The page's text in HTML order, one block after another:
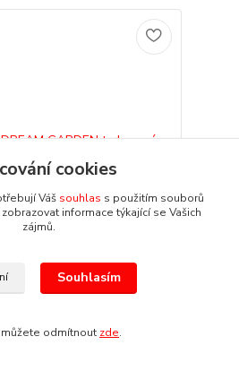
hodnocení
x 20m (7,-Kč/m)
cookies
Váš souhlas s použitím souborů
informace týkající se Vašich
zájmů.
Souhlasím
odmítnout zde.